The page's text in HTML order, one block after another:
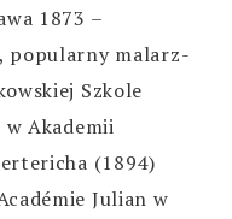
1873 –
popularny malarz-
Szkole
Akademii
(1894)
Julian w